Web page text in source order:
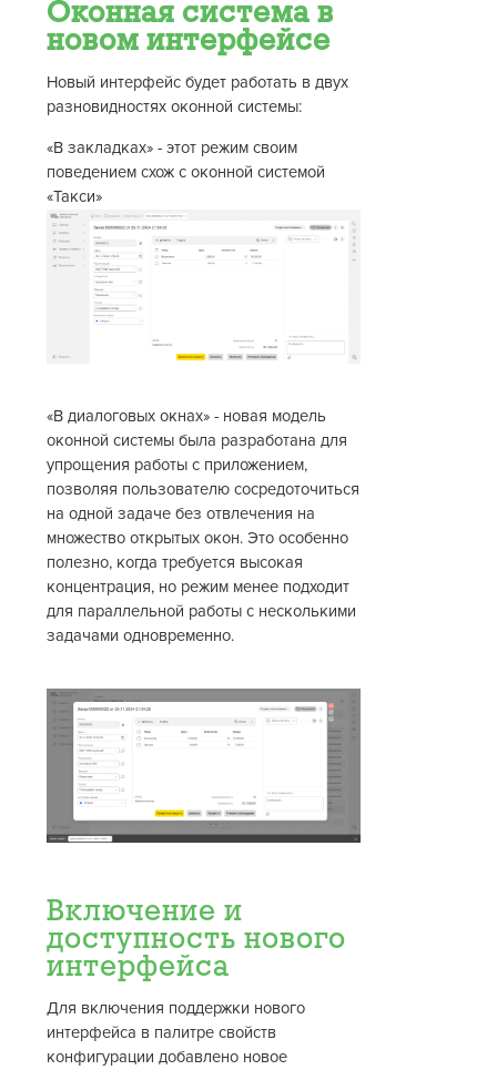
Оконная система в
новом интерфейсе
Новый интерфейс будет работать в двух
разновидностях оконной системы:
«В закладках» - этот режим своим
поведением схож с оконной системой
«Такси»
«В диалоговых окнах» - новая модель
оконной системы была разработана для
упрощения работы с приложением,
позволяя пользователю сосредоточиться
на одной задаче без отвлечения на
множество открытых окон. Это особенно
полезно, когда требуется высокая
концентрация, но режим менее подходит
для параллельной работы с несколькими
задачами одновременно.
Включение и
доступность нового
интерфейса
Для включения поддержки нового
интерфейса в палитре свойств
конфигурации добавлено новое